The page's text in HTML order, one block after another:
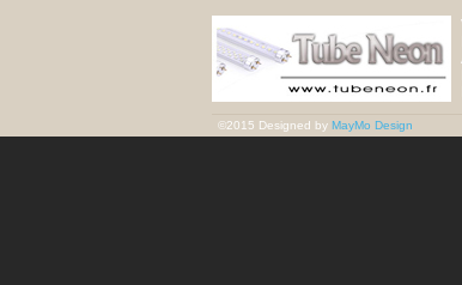
©2015 Designed by MayMo Design